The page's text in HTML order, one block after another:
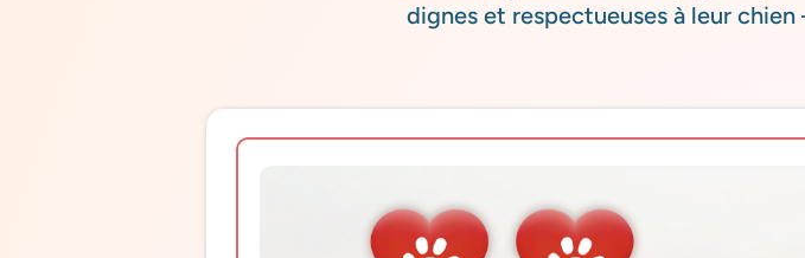
dignes et respectueuses à leur